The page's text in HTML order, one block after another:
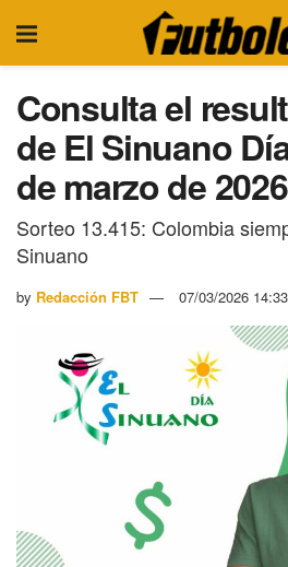
Consulta el
de El Sinuano
de marzo de 2026
Sorteo 13.415: Colombia
Sinuano
by Redacción FBT 07/03/2026 14:33